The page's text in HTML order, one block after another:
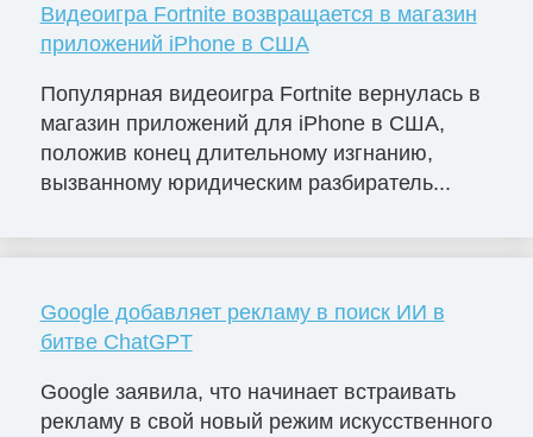
Видеоигра Fortnite возвращается в магазин
приложений iPhone в США
Популярная видеоигра Fortnite вернулась в
магазин приложений для iPhone в США,
положив конец длительному изгнанию,
вызванному юридическим разбиратель...
Google добавляет рекламу в поиск ИИ в
битве ChatGPT
Google заявила, что начинает встраивать
рекламу в свой новый режим искусственного